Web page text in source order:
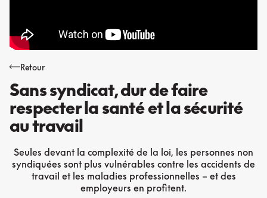
Retour
Sans syndicat, dur de faire
respecter la santé et la sécurité
au travail
Seules devant la complexité de la loi, les personnes non
syndiquées sont plus vulnérables contre les accidents de
travail et les maladies professionnelles – et des
employeurs en profitent.